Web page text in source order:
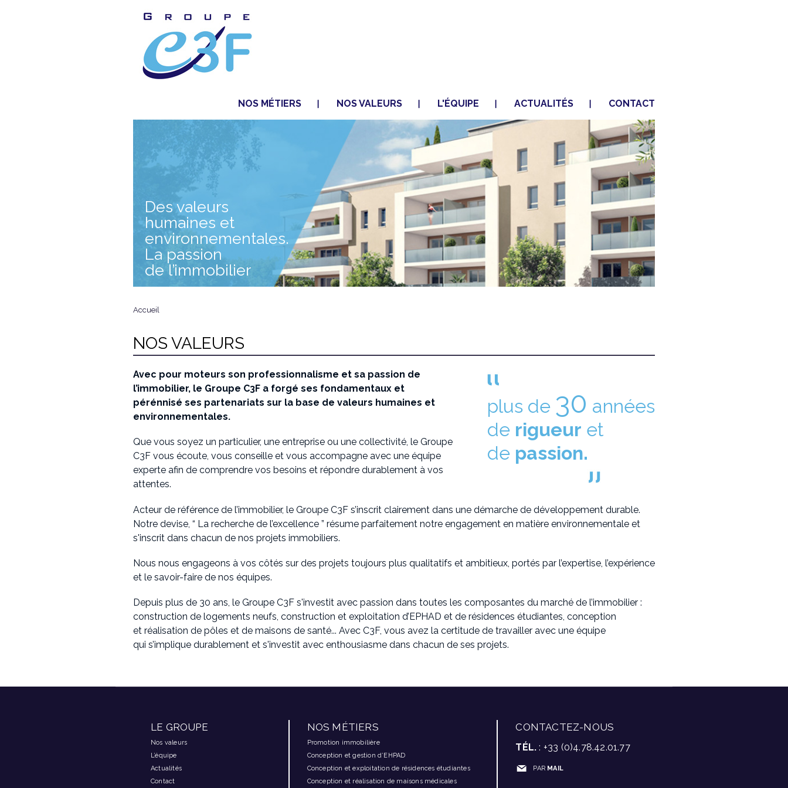
groupe-
c3f
NOS MÉTIERS NOS VALEURS L'ÉQUIPE ACTUALITÉS CONTACT
Des valeurs
humaines et
environnementales.
La passion
de l’immobilier
Accueil
NOS VALEURS
Avec pour moteurs son professionnalisme et sa passion de
l’immobilier, le Groupe C3F a forgé ses fondamentaux et
pérénnisé ses partenariats sur la base de valeurs humaines et
environnementales.
Que vous soyez un particulier, une entreprise ou une collectivité, le Groupe
C3F vous écoute, vous conseille et vous accompagne avec une équipe
experte afin de comprendre vos besoins et répondre durablement à vos
attentes.
"
plus de 30 années
de rigueur et
de passion.
"
Acteur de référence de l’immobilier, le Groupe C3F s’inscrit clairement dans une démarche de développement durable.
Notre devise, “ La recherche de l’excellence ” résume parfaitement notre engagement en matière environnementale et
s'inscrit dans chacun de nos projets immobiliers.
Nous nous engageons à vos côtés sur des projets toujours plus qualitatifs et ambitieux, portés par l’expertise, l’expérience
et le savoir-faire de nos équipes.
Depuis plus de 30 ans, le Groupe C3F s'investit avec passion dans toutes les composantes du marché de l’immobilier :
construction de logements neufs, construction et exploitation d’EPHAD et de résidences étudiantes, conception
et réalisation de pôles et de maisons de santé... Avec C3F, vous avez la certitude de travailler avec une équipe
qui s’implique durablement et s'investit avec enthousiasme dans chacun de ses projets.
LE GROUPE
Nos valeurs
L’équipe
Actualités
Contact
NOS MÉTIERS
Promotion immobilière
Conception et gestion d’EHPAD
Conception et exploitation de résidences étudiantes
Conception et réalisation de maisons médicales
CONTACTEZ-NOUS
TÉL. : +33 (0)4.78.42.01.77
PAR MAIL